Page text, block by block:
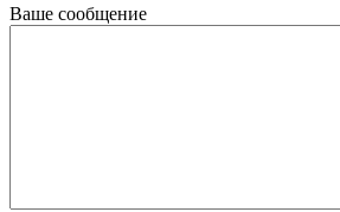
Ваше сообщение